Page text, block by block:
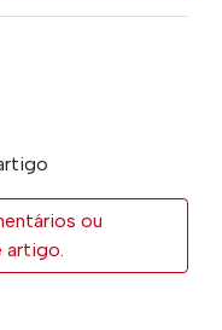
ou
artigo.